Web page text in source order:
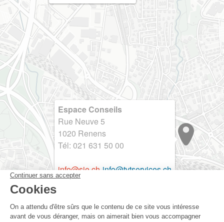
Espace Conseils
Rue Neuve 5
1020 Renens
Tél: 021 631 50 00
info@sie.ch info@tvtservices.ch